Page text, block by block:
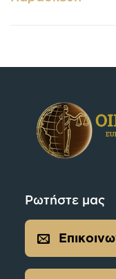
Ρωτήστε μας